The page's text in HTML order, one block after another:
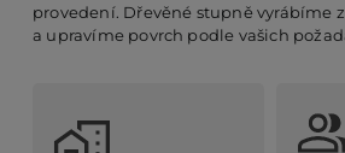
provedení. Dřevěné stupně vyrábíme
a upravíme povrch podle vašich